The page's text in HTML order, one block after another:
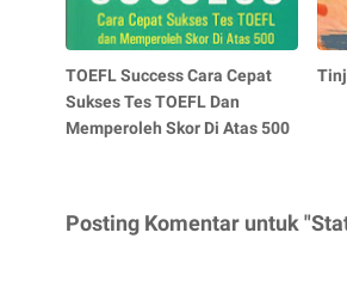
TOEFL Success Cara Cepat
Sukses Tes TOEFL Dan
Memperoleh Skor Di Atas 500
Posting Komentar untuk